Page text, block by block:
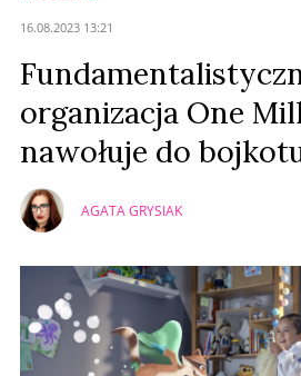
16.08.2023 13:21
organizacja One
nawołuje do
AGATA GRYSIAK